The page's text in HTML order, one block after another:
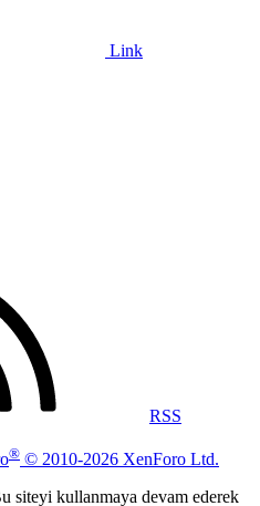
Link
RSS
® © 2010-2026 XenForo Ltd.
siteyi kullanmaya devam ederek